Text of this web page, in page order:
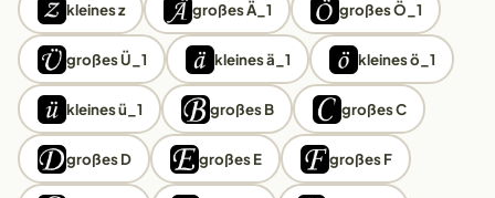
kleines z großes Ä_1 großes Ö_1
großes Ü_1 kleines ä_1 kleines ö_1
kleines ü_1 großes B großes C
großes D großes E großes F